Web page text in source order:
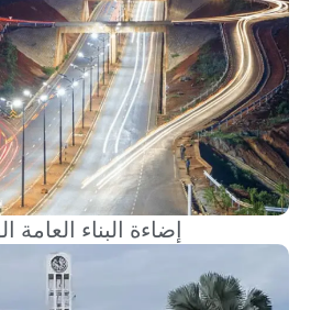
إضاءة البناء العامة